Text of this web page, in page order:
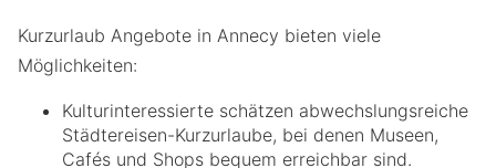
Kurzurlaub Angebote in Annecy bieten viele
Möglichkeiten:
Kulturinteressierte schätzen abwechslungsreiche
Städtereisen-Kurzurlaube, bei denen Museen,
Cafés und Shops bequem erreichbar sind.